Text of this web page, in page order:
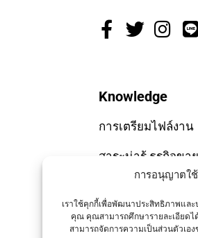
การอนุญาตใ
เราใช้คุกกี้เพื่อพัฒนาประสิทธิภาพแล
คุณ คุณสามารถศึกษารายละเอียดไ
สามารถจัดการความเป็นส่วนตัวเอ
Knowledge
การเตรียมไฟล์งาน
สาระน่ารู้ ธุรกิจขา
10 ข้อควรรู้ ก่อนเริ่
สร้างแบรนด์อย่างไ
ลูกค้า?